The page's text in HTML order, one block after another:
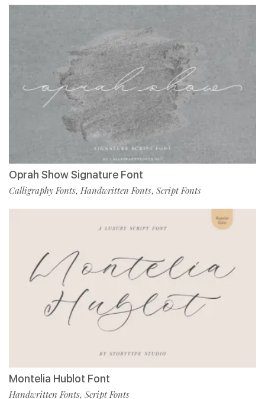
Oprah Show Signature Font
Calligraphy Fonts, Handwritten Fonts, Script Fonts
Montelia Hublot Font
Handwritten Fonts, Script Fonts